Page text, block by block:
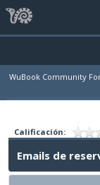
WuBook Community
Calificación:
Emails de